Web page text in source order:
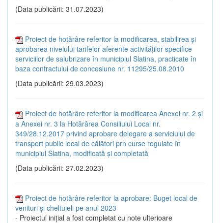
(Data publicării: 31.07.2023)
Proiect de hotărâre referitor la modificarea, stabilirea și
aprobarea nivelului tarifelor aferente activităților specifice
serviciilor de salubrizare în municipiul Slatina, practicate în
baza contractului de concesiune nr. 11295/25.08.2010
(Data publicării: 29.03.2023)
Proiect de hotărâre referitor la modificarea Anexei nr. 2 și
a Anexei nr. 3 la Hotărârea Consiliului Local nr.
349/28.12.2017 privind aprobare delegare a serviciului de
transport public local de călători prn curse regulate în
municipiul Slatina, modificată și completată
(Data publicării: 27.02.2023)
Proiect de hotărâre referitor la aprobare: Buget local de
venituri și cheltuieli pe anul 2023
- Proiectul inițial a fost completat cu note ulterioare